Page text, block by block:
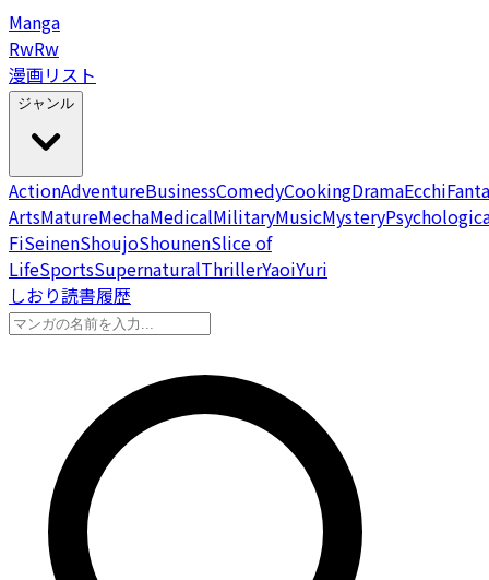
Manga
RwRw
漫画リスト
ジャンル
ActionAdventureBusinessComedyCookingDramaEcchi
ArtsMatureMechaMedicalMilitaryMusicMystery
FiSeinenShoujoShounenSlice of
LifeSportsSupernaturalThrillerYaoiYuri
しおり読書履歴